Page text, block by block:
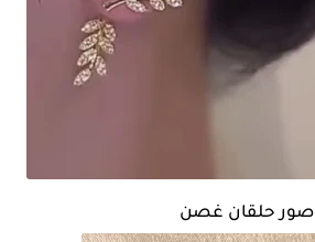
صور حلقان غصن